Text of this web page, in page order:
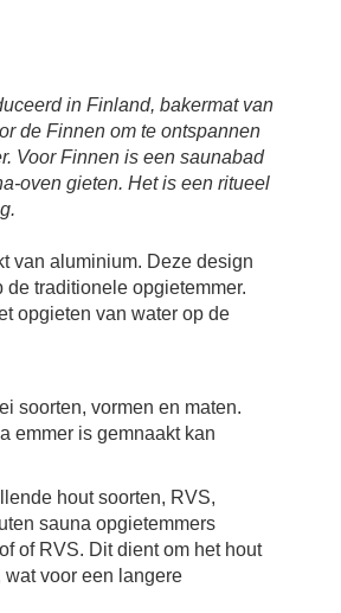
in Finland, bakermat van
de Finnen om te ontspannen
Voor Finnen is een saunabad
oven gieten. Het is een ritueel
van aluminium. Deze design
traditionele opgietemmer.
opgieten van water op de
soorten, vormen en maten.
emmer is gemnaakt kan
hout soorten, RVS,
sauna opgietemmers
of RVS. Dit dient om het hout
wat voor een langere